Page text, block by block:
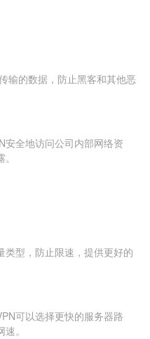
输的数据，防止黑客和其他恶
安全地访问公司内部网络资
类型，防止限速，提供更好的
可以选择更快的服务器路
。